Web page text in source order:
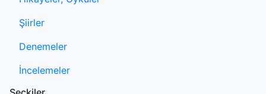
Şiirler
Denemeler
İncelemeler